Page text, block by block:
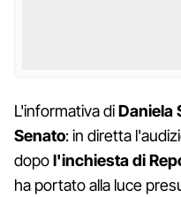
L'informativa diDaniela
Senato: in diretta
dopol'inchiesta di
ha portato alla luce